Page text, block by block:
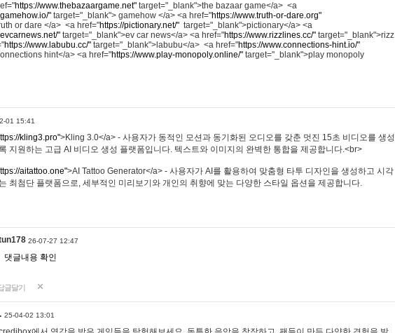
https://www.thebazaargame.net" target="_blank">the bazaar game</a> <a
" target="_blank"> gamehow </a> <a href="https://www.truth-or-dare.org"
or dare </a> <a href="https://pictionary.net/" target="_blank">pictionary</a> <a
" target="_blank">ev car news</a> <a href="https://www.rizzlines.cc/" target="_blank">rizz
https://www.labubu.cc/" target="_blank">labubu</a> <a href="https://www.connections-hint.io/"
hint</a> <a href="https://www.play-monopoly.online/" target="_blank">play monopoly
01 15:41
kling3.pro">Kling 3.0</a> - 사용자가 동적인 모션과 동기화된 오디오를 갖춘 멋진 15초 비디오를 생성
지원하는 고급 AI 비디오 생성 플랫폼입니다. 텍스트와 이미지의 완벽한 통합을 제공합니다.<br>
aitattoo.one">AI Tattoo Generator</a> - 사용자가 AI를 활용하여 맞춤형 타투 디자인을 생성하고 시각
최첨단 플랫폼으로, 세부적인 미리보기와 개인의 취향에 맞는 다양한 스타일 옵션을 제공합니다.
26-07-27 12:47
댓글내용 확인
글달기
25-04-02 13:01